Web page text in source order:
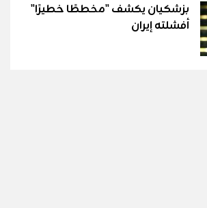
بزشكيان يكشف "مخططًا خطيرًا"
أفشلته إيران